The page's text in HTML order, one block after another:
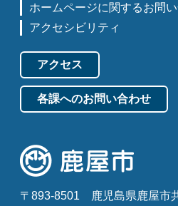
ホームページに関するお問
アクセシビリティ
アクセス
各課へのお問い合わせ
〒893-8501 鹿児島県鹿屋市